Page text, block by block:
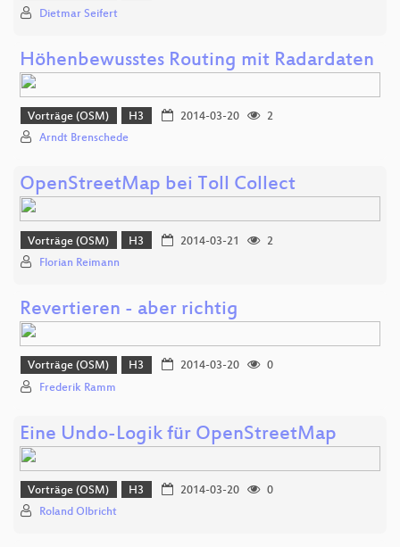
Dietmar Seifert
Höhenbewusstes Routing mit Radardaten
Vorträge (OSM) H3 2014-03-20
2
Arndt Brenschede
OpenStreetMap bei Toll Collect
Vorträge (OSM) H3 2014-03-21
2
Florian Reimann
Revertieren - aber richtig
Vorträge (OSM) H3 2014-03-20
0
Frederik Ramm
Eine Undo-Logik für OpenStreetMap
Vorträge (OSM) H3 2014-03-20
0
Roland Olbricht